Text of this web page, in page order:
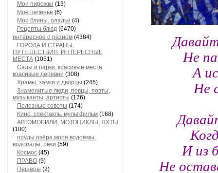
Мои пирожки (13)
Моё печенье (6)
Мои блины, оладьи (4)
Рецепты блюд (6470)
интересное о разном (4384)
ГОРОДА И СТРАНЫ,
ПУТЕШЕСТВИЯ, ИНТЕРЕСНЫЕ
МЕСТА (1051)
Сады и парки, красивые места,
красивые деревни (308)
Храмы, замки и дворцы (245)
Знаменитые люди, певцы, поэты,
музыканты, артисты (176)
Полезные советы (174)
Кино, спектакль, мультфильм (168)
АВТОМОБИЛИ, МОТОЦИКЛЫ, ЯХТЫ
(100)
пруды,озёра,моря,водоёмы,
водопады, реки (59)
Космос (45)
ПРАВО (9)
Пещеры (2)
Не
А
Не
И из
Не